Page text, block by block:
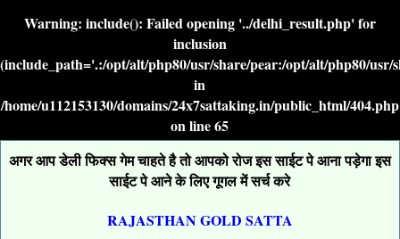
Warning: include(): Failed opening '../delhi_result.php' for
inclusion
(include_path='.:/opt/alt/php80/usr/share/pear:/opt/alt/php80/
in
/home/u112153130/domains/24x7sattaking.in/public_html/404.php
on line65
अगर आप डेली फिक्स गेम चाहते है तो आपको रोज इस साईट पे आना पड़ेगा इस
साईट पे आने के लिए गूगल में सर्च करे
RAJASTHAN GOLD SATTA